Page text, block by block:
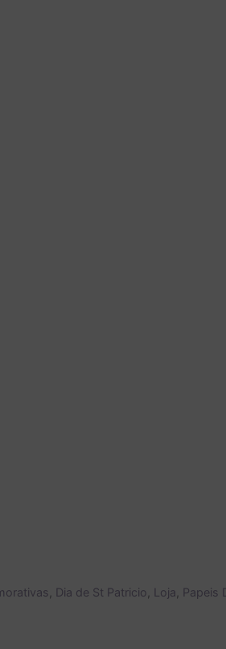
Dia de St Patricio Loja Papeis